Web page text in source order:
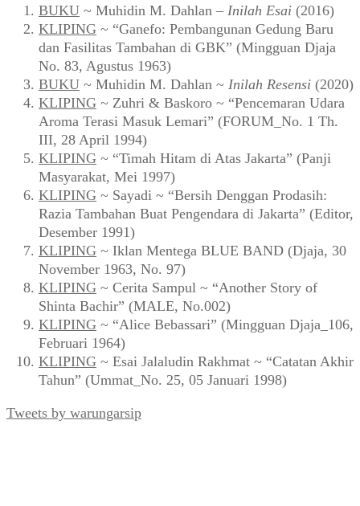
BUKU ~ Muhidin M. Dahlan – Inilah Esai (2016)
KLIPING ~ “Ganefo: Pembangunan Gedung Baru
dan Fasilitas Tambahan di GBK” (Mingguan Djaja
No. 83, Agustus 1963)
BUKU ~ Muhidin M. Dahlan ~ Inilah Resensi (2020)
KLIPING ~ Zuhri & Baskoro ~ “Pencemaran Udara
Aroma Terasi Masuk Lemari” (FORUM_No. 1 Th.
III, 28 April 1994)
KLIPING ~ “Timah Hitam di Atas Jakarta” (Panji
Masyarakat, Mei 1997)
KLIPING ~ Sayadi ~ “Bersih Denggan Prodasih:
Razia Tambahan Buat Pengendara di Jakarta” (Editor,
Desember 1991)
KLIPING ~ Iklan Mentega BLUE BAND (Djaja, 30
November 1963, No. 97)
KLIPING ~ Cerita Sampul ~ “Another Story of
Shinta Bachir” (MALE, No.002)
KLIPING ~ “Alice Bebassari” (Mingguan Djaja_106,
Februari 1964)
KLIPING ~ Esai Jalaludin Rakhmat ~ “Catatan Akhir
Tahun” (Ummat_No. 25, 05 Januari 1998)
Tweets by warungarsip